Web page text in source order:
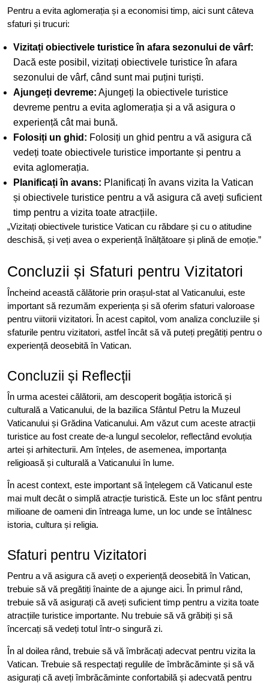
Pentru a evita aglomerația și a economisi timp, aici sunt câteva
sfaturi și trucuri:
Vizitați obiectivele turistice în afara sezonului de vârf:
Dacă este posibil, vizitați obiectivele turistice în afara
sezonului de vârf, când sunt mai puțini turiști.
Ajungeți devreme: Ajungeți la obiectivele turistice
devreme pentru a evita aglomerația și a vă asigura o
experiență cât mai bună.
Folosiți un ghid: Folosiți un ghid pentru a vă asigura că
vedeți toate obiectivele turistice importante și pentru a
evita aglomerația.
Planificați în avans: Planificați în avans vizita la Vatican
și obiectivele turistice pentru a vă asigura că aveți suficient
timp pentru a vizita toate atracțiile.
„Vizitați obiectivele turistice Vatican cu răbdare și cu o atitudine
deschisă, și veți avea o experiență înălțătoare și plină de emoție.”
Concluzii și Sfaturi pentru Vizitatori
Încheind această călătorie prin orașul-stat al Vaticanului, este
important să rezumăm experiența și să oferim sfaturi valoroase
pentru viitorii vizitatori. În acest capitol, vom analiza concluziile și
sfaturile pentru vizitatori, astfel încât să vă puteți pregătiți pentru o
experiență deosebită în Vatican.
Concluzii și Reflecții
În urma acestei călătorii, am descoperit bogăția istorică și
culturală a Vaticanului, de la bazilica Sfântul Petru la Muzeul
Vaticanului și Grădina Vaticanului. Am văzut cum aceste atracții
turistice au fost create de-a lungul secolelor, reflectând evoluția
artei și arhitecturii. Am înțeles, de asemenea, importanța
religioasă și culturală a Vaticanului în lume.
În acest context, este important să înțelegem că Vaticanul este
mai mult decât o simplă atracție turistică. Este un loc sfânt pentru
milioane de oameni din întreaga lume, un loc unde se întâlnesc
istoria, cultura și religia.
Sfaturi pentru Vizitatori
Pentru a vă asigura că aveți o experiență deosebită în Vatican,
trebuie să vă pregătiți înainte de a ajunge aici. În primul rând,
trebuie să vă asigurați că aveți suficient timp pentru a vizita toate
atracțiile turistice importante. Nu trebuie să vă grăbiți și să
încercați să vedeți totul într-o singură zi.
În al doilea rând, trebuie să vă îmbrăcați adecvat pentru vizita la
Vatican. Trebuie să respectați regulile de îmbrăcăminte și să vă
asigurați că aveți îmbrăcăminte confortabilă și adecvată pentru